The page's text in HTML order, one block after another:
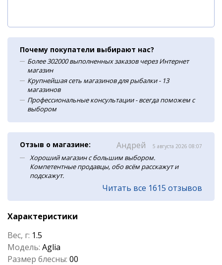
Почему покупатели выбирают нас?
Более 302000 выполненных заказов через Интернет
магазин
Крупнейшая сеть магазинов для рыбалки - 13
магазинов
Профессиональные консультации - всегда поможем с
выбором
Отзыв о магазине: Андрей 5 августа 2026 08:07
Хороший магазин с большим выбором.
Компетентные продавцы, обо всём расскажут и
подскажут.
Читать все 1615 отзывов
Характеристики
Вес, г: 1.5
Модель: Aglia
Размер блесны: 00